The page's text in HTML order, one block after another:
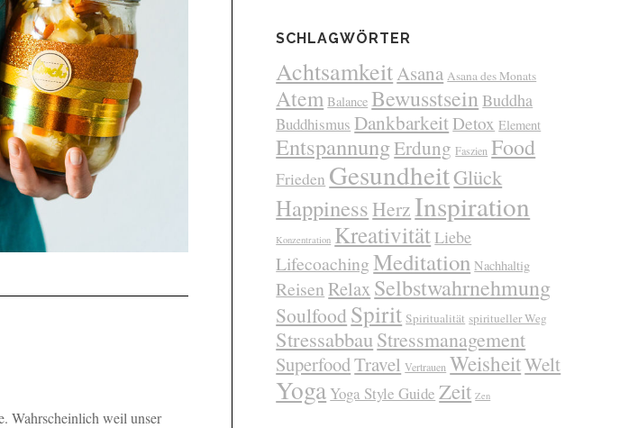
Wahrscheinlich weil unser
SCHLAGWÖRTER
AchtsamkeitAsana Asana des Monats
Atem Balance Bewusstsein Buddha
Buddhismus DankbarkeitDetox Element
EntspannungErdung Faszien Food
Frieden GesundheitGlück
Happiness Herz Inspiration
Konzentration KreativitätLiebe
LifecoachingMeditation Nachhaltig
ReisenRelaxSelbstwahrnehmung
Soulfood Spirit Spiritualität spiritueller Weg
Stressabbau Stressmanagement
SuperfoodTravel Vertrauen WeisheitWelt
Yoga Yoga Style Guide Zeit Zen